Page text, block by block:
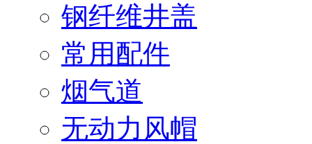
钢纤维井盖
常用配件
烟气道
无动力风帽